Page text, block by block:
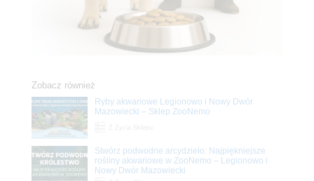
Zobacz również
Ryby akwariowe Legionowo i Nowy Dwór
Mazowiecki – Sklep ZooNemo
Stwórz podwodne arcydzieło: Najpiękniejsze
rośliny akwariowe w ZooNemo – Legionowo i
Nowy Dwór Mazowiecki